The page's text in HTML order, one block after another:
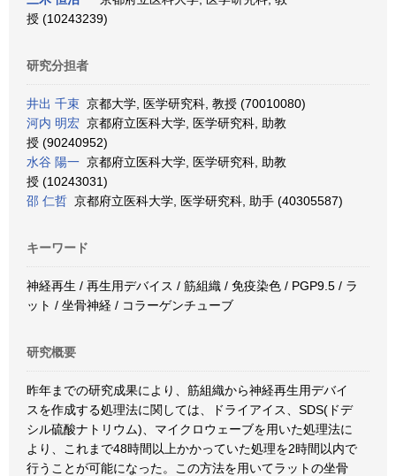
授 (10243239)
研究分担者
井出 千束 京都大学, 医学研究科, 教授 (70010080)
河内 明宏 京都府立医科大学, 医学研究科, 助教
授 (90240952)
水谷 陽一 京都府立医科大学, 医学研究科, 助教
授 (10243031)
邵 仁哲 京都府立医科大学, 医学研究科, 助手 (40305587)
キーワード
神経再生 / 再生用デバイス / 筋組織 / 免疫染色 / PGP9.5 / ラ
ット / 坐骨神経 / コラーゲンチューブ
研究概要
昨年までの研究成果により、筋組織から神経再生用デバイ
スを作成する処理法に関しては、ドライアイス、SDS(ドデ
シル硫酸ナトリウム)、マイクロウェーブを用いた処理法に
より、これまで48時間以上かかっていた処理を2時間以内で
行うことが可能になった。この方法を用いてラットの坐骨